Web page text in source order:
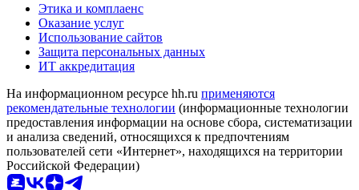
Этика и комплаенс
Оказание услуг
Использование сайтов
Защита персональных данных
ИТ аккредитация
На информационном ресурсе hh.ru применяются
рекомендательные технологии (информационные технологии
предоставления информации на основе сбора, систематизации
и анализа сведений, относящихся к предпочтениям
пользователей сети «Интернет», находящихся на территории
Российской Федерации)